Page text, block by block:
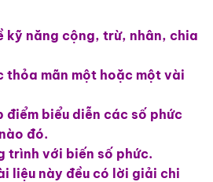
kỹ năng cộng, trừ, nhân, chia
thỏa mãn một hoặc một vài
điểm biểu diễn các số phức
đó.
trình với biến số phức.
liệu này đều có lời giải chi